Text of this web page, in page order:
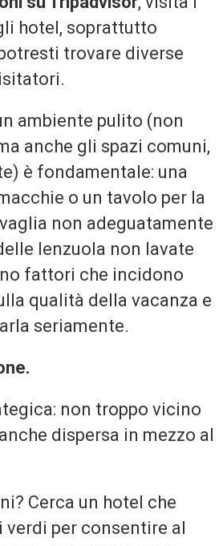
hotel, soprattutto
trovare diverse
ambiente pulito (non
anche gli spazi comuni,
è fondamentale: una
o un tavolo per la
non adeguatamente
lenzuola non lavate
fattori che incidono
qualità della vacanza e
seriamente.
non troppo vicino
dispersa in mezzo al
Cerca un hotel che
verdi per consentire al